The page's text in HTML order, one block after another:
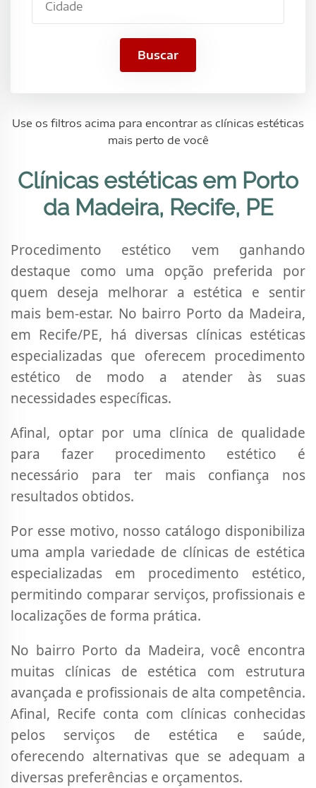
Buscar
Use os filtros acima para encontrar as clínicas estéticas
mais perto de você
Clínicas estéticas em Porto
da Madeira, Recife, PE
Procedimento estético vem ganhando
destaque como uma opção preferida por
quem deseja melhorar a estética e sentir
mais bem-estar. No bairro Porto da Madeira,
em Recife/PE, há diversas clínicas estéticas
especializadas que oferecem procedimento
estético de modo a atender às suas
necessidades específicas.
Afinal, optar por uma clínica de qualidade
para fazer procedimento estético é
necessário para ter mais confiança nos
resultados obtidos.
Por esse motivo, nosso catálogo disponibiliza
uma ampla variedade de clínicas de estética
especializadas em procedimento estético,
permitindo comparar serviços, profissionais e
localizações de forma prática.
No bairro Porto da Madeira, você encontra
muitas clínicas de estética com estrutura
avançada e profissionais de alta competência.
Afinal, Recife conta com clínicas conhecidas
pelos serviços de estética e saúde,
oferecendo alternativas que se adequam a
diversas preferências e orçamentos.